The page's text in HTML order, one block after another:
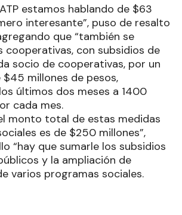
estamos hablando de $63
interesante”, puso de resalto
que “también se
cooperativas, con subsidios de
socio de cooperativas, por un
millones de pesos,
últimos dos meses a 1400
cada mes.
monto total de estas medidas
es de $250 millones”,
“hay que sumarle los subsidios
y la ampliación de
varios programas sociales.